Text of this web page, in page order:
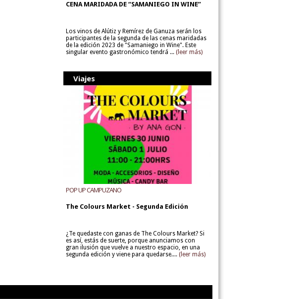
CENA MARIDADA DE “SAMANIEGO IN WINE”
Los vinos de Alútiz y Remírez de Ganuza serán los
participantes de la segunda de las cenas maridadas
de la edición 2023 de "Samaniego in Wine". Este
singular evento gastronómico tendrá ... (leer más)
Viajes
POP UP CAMPUZANO
The Colours Market - Segunda Edición
¿Te quedaste con ganas de The Colours Market? Si
es así, estás de suerte, porque anunciamos con
gran ilusión que vuelve a nuestro espacio, en una
segunda edición y viene para quedarse.... (leer más)